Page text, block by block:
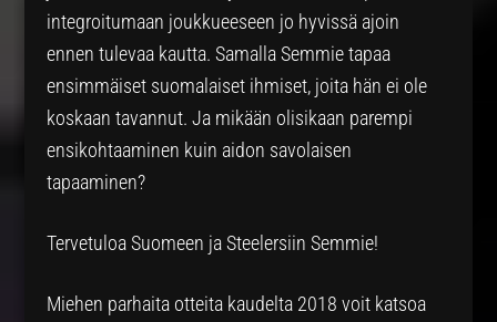
integroitumaan joukkueeseen jo hyvissä ajoin
ennen tulevaa kautta. Samalla Semmie tapaa
ensimmäiset suomalaiset ihmiset, joita hän ei ole
koskaan tavannut. Ja mikään olisikaan parempi
ensikohtaaminen kuin aidon savolaisen
tapaaminen?
Tervetuloa Suomeen ja Steelersiin Semmie!
Miehen parhaita otteita kaudelta 2018 voit katsoa